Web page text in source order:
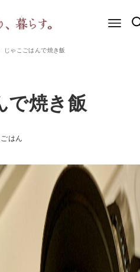
じゃこごはんで焼き飯
で焼き飯
はん